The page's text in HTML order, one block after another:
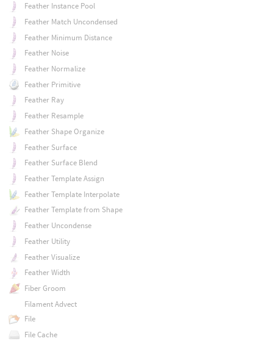
Feather Instance Pool
Feather Match Uncondensed
Feather Minimum Distance
Feather Noise
Feather Normalize
Feather Primitive
Feather Ray
Feather Resample
Feather Shape Organize
Feather Surface
Feather Surface Blend
Feather Template Assign
Feather Template Interpolate
Feather Template from Shape
Feather Uncondense
Feather Utility
Feather Visualize
Feather Width
Fiber Groom
Filament Advect
File
File Cache